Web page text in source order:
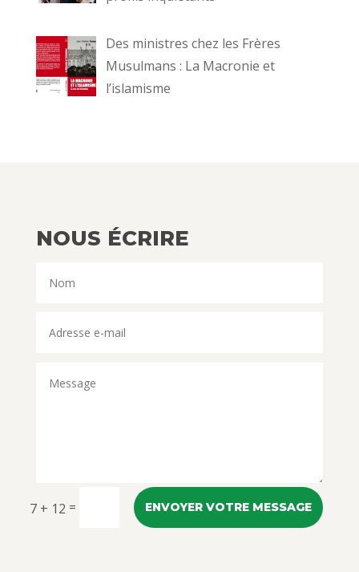
Des ministres chez les Frères
Musulmans : La Macronie et
l’islamisme
NOUS ÉCRIRE
7 + 12 = ENVOYER VOTRE MESSAGE